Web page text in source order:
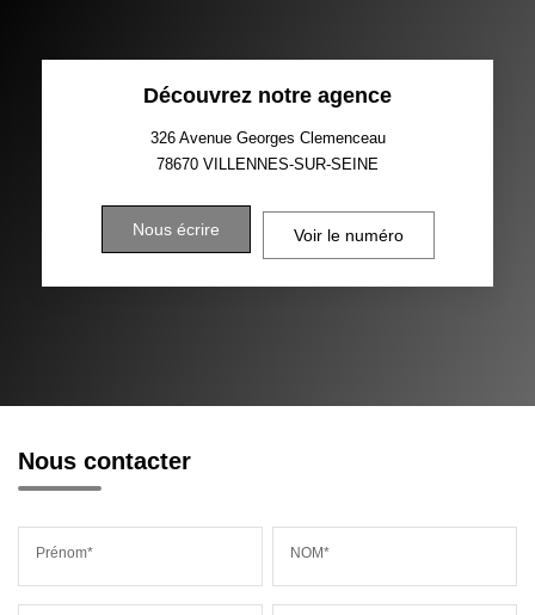
Découvrez notre agence
326 Avenue Georges Clemenceau
78670 VILLENNES-SUR-SEINE
Nous écrire Voir le numéro
Nous contacter
Prénom* NOM*